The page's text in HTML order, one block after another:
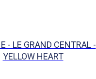
- LE GRAND CENTRAL -
YELLOW HEART